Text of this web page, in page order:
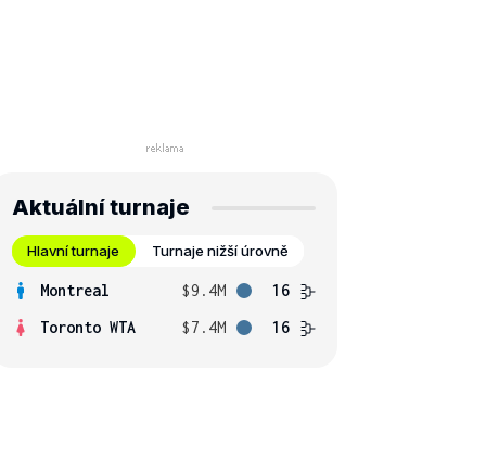
Aktuální turnaje
Hlavní turnaje Turnaje nižší úrovně
Montreal $9.4M
16
Toronto WTA
$7.4M 16